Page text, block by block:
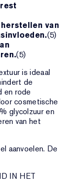
van
(5)
(5)
is ideaal
de
en rode
cosmetische
glycolzuur en
van het
aanvoelen. De
IN HET